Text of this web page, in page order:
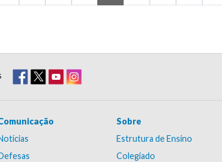
Sobre
Estrutura de Ensino
Colegiado